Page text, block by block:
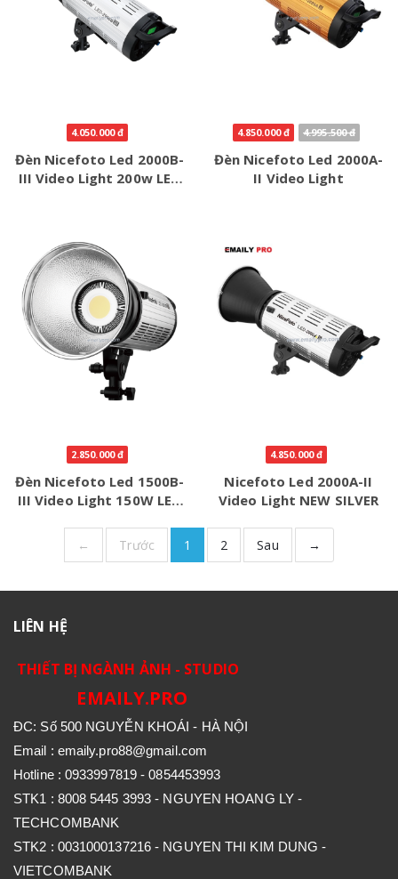
4.050.000 đ
Đèn Nicefoto Led 2000B-
III Video Light 200w LED
4.850.000 đ 4.995.500 đ
Đèn Nicefoto Led 2000A-
II Video Light
2.850.000 đ
Đèn Nicefoto Led 1500B-
III Video Light 150W LED
4.850.000 đ
Nicefoto Led 2000A-II
Video Light NEW SILVER
← Trước 1 2 Sau →
LIÊN HỆ
THIẾT BỊ NGÀNH ẢNH - STUDIO
EMAILY.PRO
ĐC: Số 500 NGUYỄN KHOÁI - HÀ NỘI
Email : emaily.pro88@gmail.com
Hotline : 0933997819 - 0854453993
STK1 : 8008 5445 3993 - NGUYEN HOANG LY -
TECHCOMBANK
STK2 : 0031000137216 - NGUYEN THI KIM DUNG -
VIETCOMBANK